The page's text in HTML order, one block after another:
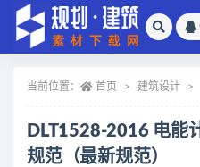
当前位置： 首页 建筑设计
DLT1528-2016 电能
规范（最新规范）
全部